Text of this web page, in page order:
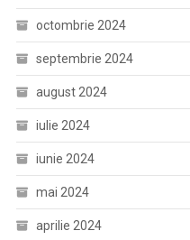
octombrie 2024
septembrie 2024
august 2024
iulie 2024
iunie 2024
mai 2024
aprilie 2024